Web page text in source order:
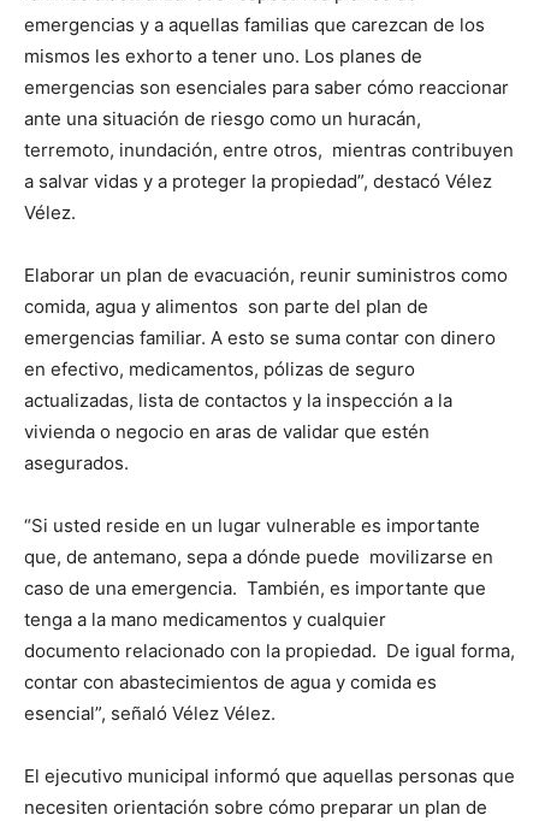
emergencias y a aquellas familias que carezcan de los
mismos les exhorto a tener uno. Los planes de
emergencias son esenciales para saber cómo reaccionar
ante una situación de riesgo como un huracán,
terremoto, inundación, entre otros, mientras contribuyen
a salvar vidas y a proteger la propiedad”, destacó Vélez
Vélez.
Elaborar un plan de evacuación, reunir suministros como
comida, agua y alimentos son parte del plan de
emergencias familiar. A esto se suma contar con dinero
en efectivo, medicamentos, pólizas de seguro
actualizadas, lista de contactos y la inspección a la
vivienda o negocio en aras de validar que estén
asegurados.
“Si usted reside en un lugar vulnerable es importante
que, de antemano, sepa a dónde puede movilizarse en
caso de una emergencia. También, es importante que
tenga a la mano medicamentos y cualquier
documento relacionado con la propiedad. De igual forma,
contar con abastecimientos de agua y comida es
esencial”, señaló Vélez Vélez.
El ejecutivo municipal informó que aquellas personas que
necesiten orientación sobre cómo preparar un plan de